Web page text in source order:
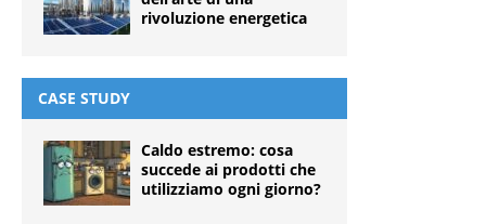
rivoluzione energetica
CASE STUDY
Caldo estremo: cosa
succede ai prodotti che
utilizziamo ogni giorno?